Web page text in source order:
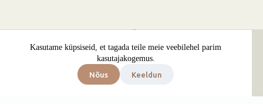
Kasutame küpsiseid, et tagada teile meie veebilehel parim
kasutajakogemus.
Nõus Keeldun
Kõik õigused kaitstud. Developed bySiteDesign.ee